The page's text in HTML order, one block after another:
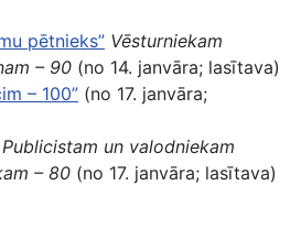
pētnieks” Vēsturniekam
– 90 (no 14. janvāra; lasītava)
– 100” (no 17. janvāra;
Publicistam un valodniekam
– 80 (no 17. janvāra; lasītava)